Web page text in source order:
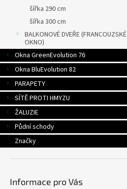
šířka 290 cm
šířka 300 cm
BALKONOVÉ DVEŘE (FRANCOUZSKÉ
OKNO)
Okna GreenEvolution 76
Okna BluEvolution 82
PARAPETY
SÍTĚ PROTI HMYZU
ŽALUZIE
Půdní schody
Značky
Informace pro Vás